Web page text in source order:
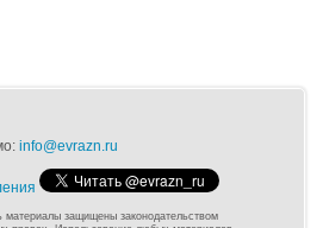
info@evrazn.ru
материалы защищены законодательством